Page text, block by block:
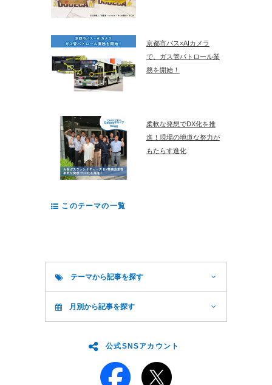
京都市バス×AIカメラ
で、ガス管パトロール業
務を開始！
柔軟な発想でDX化を推
進！現場の地道な努力が
もたらす進化
このテーマの一覧
テーマから記事を探す
月別から記事を探す
公式SNSアカウント